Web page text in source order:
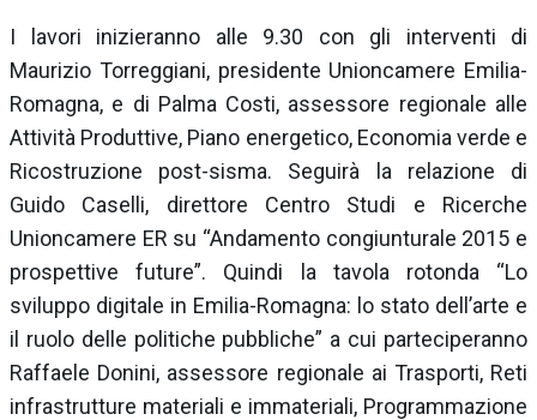
I lavori inizieranno alle 9.30 con gli interventi di
Maurizio Torreggiani, presidente Unioncamere Emilia-
Romagna, e di Palma Costi, assessore regionale alle
Attività Produttive, Piano energetico, Economia verde e
Ricostruzione post-sisma. Seguirà la relazione di
Guido Caselli, direttore Centro Studi e Ricerche
Unioncamere ER su “Andamento congiunturale 2015 e
prospettive future”. Quindi la tavola rotonda “Lo
sviluppo digitale in Emilia-Romagna: lo stato dell’arte e
il ruolo delle politiche pubbliche” a cui parteciperanno
Raffaele Donini, assessore regionale ai Trasporti, Reti
infrastrutture materiali e immateriali, Programmazione